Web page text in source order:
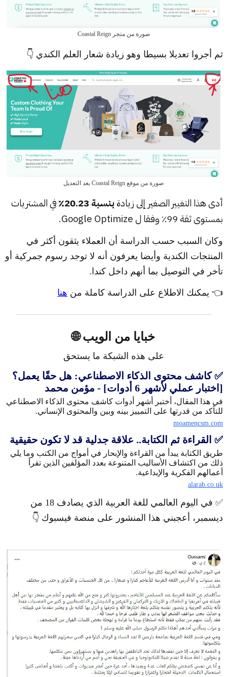
صورة من متجر Coastal Reign
ثم أجروا تعديلا بسيطا وهو زيادة شعار العلم الكندي 👇
صورة من موقع Coastal Reign بعد التعديل
أدى هذا التغيير الصغير إلى زيادةبنسبة 20.23٪
في المشتريات
بمستوى ثقة 99٪ وفقا ل Google Optimize.
وكان السبب حسب الدراسة أن العملاء يثقون أكثر في
المنتجات الكندية وأيضا يعرفون أنه لا توجد رسوم جمركية أو
تأخر في التوصيل بما أنهم داخل كندا.
👈 يمكنك الاطلاع على الدراسة كاملة من هنا
خبايا من الويب 🌐
على هذه الشبكة ما يستحق
✅ كاشف محتوى الذكاء الاصطناعي: هل حقًا يعمل؟
[اختبار عملي لأشهر 6 أدوات] - مؤمن محمد
في هذا المقال، أختبر أشهر أدوات كاشف محتوى الذكاء الاصطناعي
للتأكد من قدرتها على التمييز بينه وبين والمحتوى الإنساني.
moamencsm.com
✅ القراءة ثم الكتابة.. علاقة جدلية قد لا تكون حقيقية
طريق الكتابة يبدأ من القراءة والإبحار في أمواج من الكتب وما يلي
ذلك من اكتشاف الأساليب المتنوعة بعدد المؤلفين الذين تقرأ
أعمالهم الفكرية والإبداعية.
alarab.co.uk
✅ في اليوم العالمي للغة العربية الذي يصادف 18 من
ديسمبر، أعجبني هذا المنشور على منصة فيسبوك 👇